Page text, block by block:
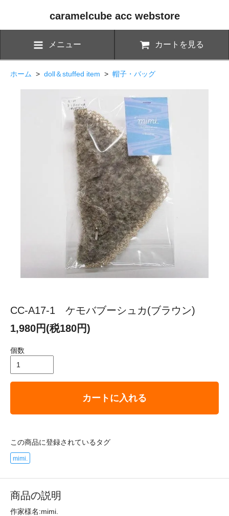
caramelcube acc webstore
メニュー カートを見る
ホーム > doll＆stuffed item > 帽子・バッグ
CC-A17-1 ケモバブーシュカ(ブラウン)
1,980円(税180円)
個数
カートに入れる
この商品に登録されているタグ
mimi.
商品の説明
作家様名:mimi.